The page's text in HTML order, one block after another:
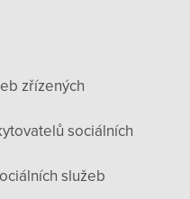
zřízených
sociálních
služeb